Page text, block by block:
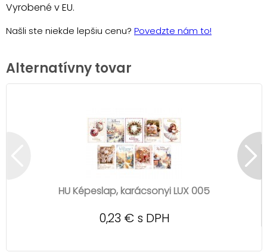
Vyrobené v EU.
Našli ste niekde lepšiu cenu? Povedzte nám to!
Alternatívny tovar
HU Képeslap, karácsonyi LUX 005
0,23 € s DPH